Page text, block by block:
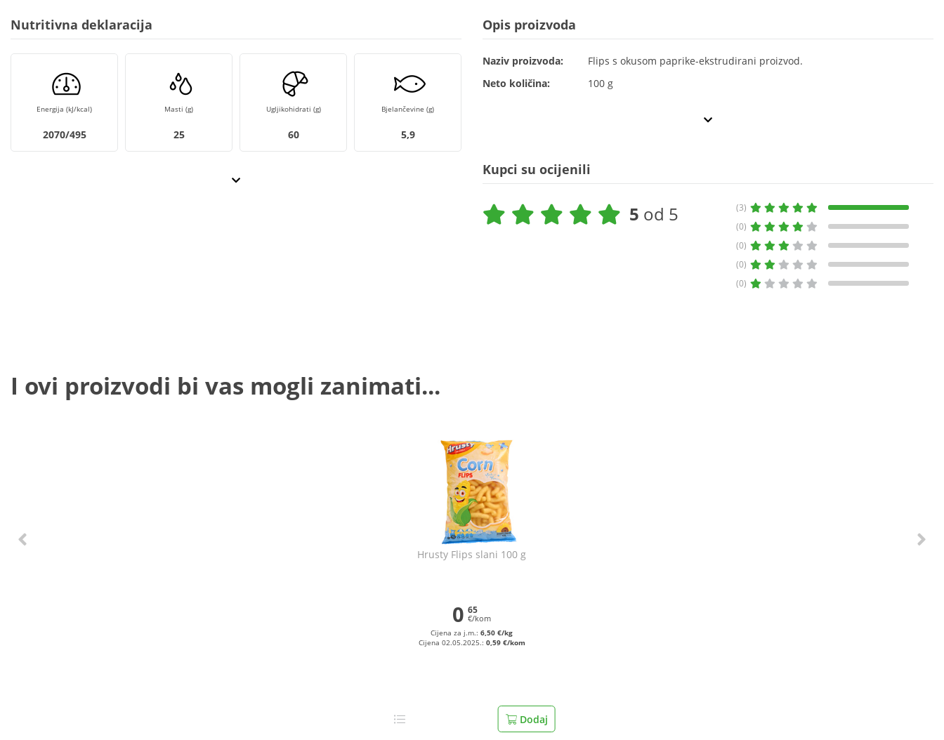
Nutritivna deklaracija
Energija (kJ/kcal)
2070/495
Masti (g)
25
Ugljikohidrati (g)
60
Bjelančevine (g)
5,9
Opis proizvoda
Naziv proizvoda:
Flips s okusom paprike-ekstrudirani proizvod.
Neto količina:
100 g
Kupci su ocijenili
5 od 5
(3)
(0)
(0)
(0)
(0)
I ovi proizvodi bi vas mogli zanimati...
Hrusty Flips slani 100 g
0 65
€/kom
Cijena za j.m.:6,50 €/kg
Cijena 02.05.2025.: 0,59 €/kom
Dodaj